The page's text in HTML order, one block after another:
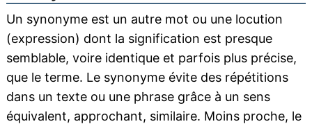
Un synonyme est un autre mot ou une locution
(expression) dont la signification est presque
semblable, voire identique et parfois plus précise,
que le terme. Le synonyme évite des répétitions
dans un texte ou une phrase grâce à un sens
équivalent, approchant, similaire. Moins proche, le